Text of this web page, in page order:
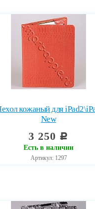
кожаный для
New
3 250 c
Есть в наличии
Артикул: 1297